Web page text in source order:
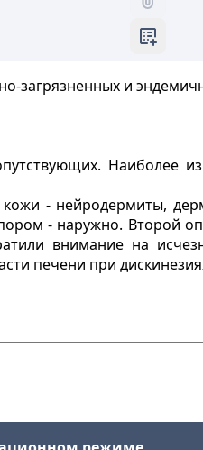
загрязненных и
Наиболее
- нейродермиты,
- наружно. Второй
внимание на
печени при